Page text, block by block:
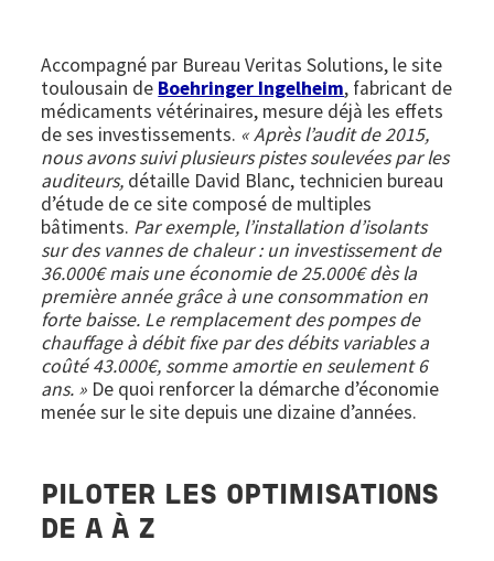
Accompagné par Bureau Veritas Solutions, le site
toulousain de Boehringer Ingelheim, fabricant de
médicaments vétérinaires, mesure déjà les effets
de ses investissements. « Après l’audit de 2015,
nous avons suivi plusieurs pistes soulevées par les
auditeurs, détaille David Blanc, technicien bureau
d’étude de ce site composé de multiples
bâtiments. Par exemple, l’installation d’isolants
sur des vannes de chaleur : un investissement de
36.000€ mais une économie de 25.000€ dès la
première année grâce à une consommation en
forte baisse. Le remplacement des pompes de
chauffage à débit fixe par des débits variables a
coûté 43.000€, somme amortie en seulement 6
ans. » De quoi renforcer la démarche d’économie
menée sur le site depuis une dizaine d’années.
PILOTER LES OPTIMISATIONS
DE A À Z